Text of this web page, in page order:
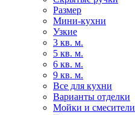
Размер
Мини-кухни
Узкие
3 кв. м.
5 кв. м.
6 кв. м.
9 кв. м.
Все для кухни
Варианты отделки
Мойки и смесители